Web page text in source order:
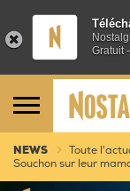
Gratuit
NEWS Toute
Souchon sur leur